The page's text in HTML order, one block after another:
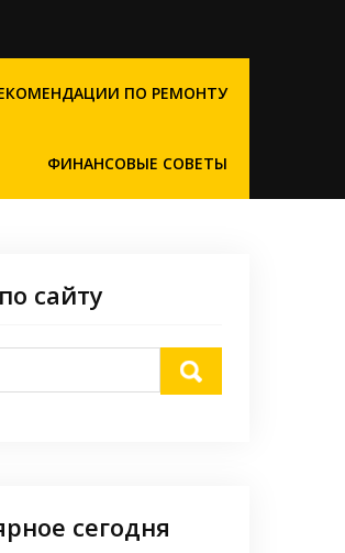
ПО РЕМОНТУ
ФИНАНСОВЫЕ СОВЕТЫ
сайту
сегодня